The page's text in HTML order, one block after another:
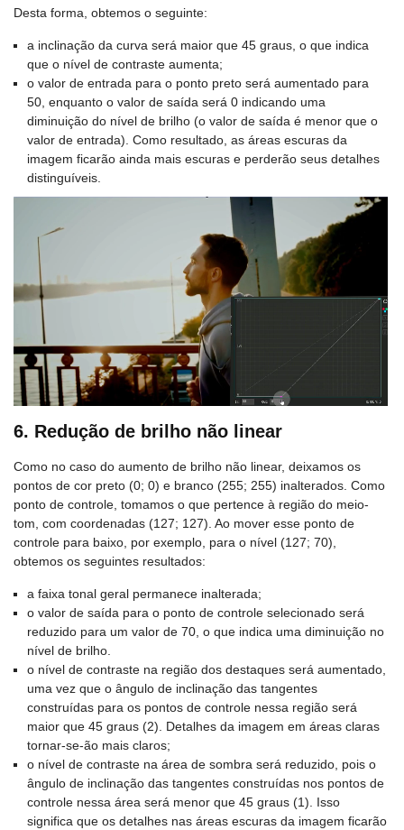
Desta forma, obtemos o seguinte:
a inclinação da curva será maior que 45 graus, o que indica
que o nível de contraste aumenta;
o valor de entrada para o ponto preto será aumentado para
50, enquanto o valor de saída será 0 indicando uma
diminuição do nível de brilho (o valor de saída é menor que o
valor de entrada). Como resultado, as áreas escuras da
imagem ficarão ainda mais escuras e perderão seus detalhes
distinguíveis.
6. Redução de brilho não linear
Como no caso do aumento de brilho não linear, deixamos os
pontos de cor preto (0; 0) e branco (255; 255) inalterados. Como
ponto de controle, tomamos o que pertence à região do meio-
tom, com coordenadas (127; 127). Ao mover esse ponto de
controle para baixo, por exemplo, para o nível (127; 70),
obtemos os seguintes resultados:
a faixa tonal geral permanece inalterada;
o valor de saída para o ponto de controle selecionado será
reduzido para um valor de 70, o que indica uma diminuição no
nível de brilho.
o nível de contraste na região dos destaques será aumentado,
uma vez que o ângulo de inclinação das tangentes
construídas para os pontos de controle nessa região será
maior que 45 graus (2). Detalhes da imagem em áreas claras
tornar-se-ão mais claros;
o nível de contraste na área de sombra será reduzido, pois o
ângulo de inclinação das tangentes construídas nos pontos de
controle nessa área será menor que 45 graus (1). Isso
significa que os detalhes nas áreas escuras da imagem ficarão